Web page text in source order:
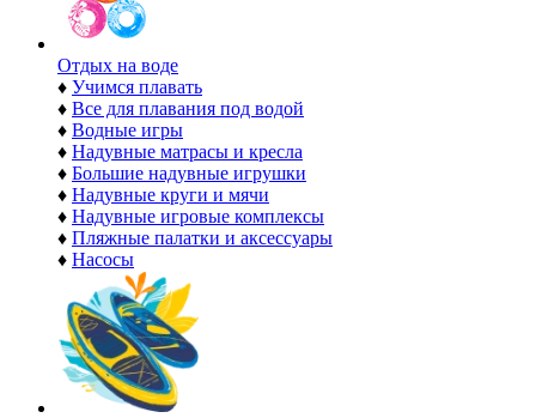
Отдых на воде
♦ Учимся плавать
♦ Все для плавания под водой
♦ Водные игры
♦ Надувные матрасы и кресла
♦ Большие надувные игрушки
♦ Надувные круги и мячи
♦ Надувные игровые комплексы
♦ Пляжные палатки и аксессуары
♦ Насосы